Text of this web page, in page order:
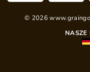
© 2026
NASZE